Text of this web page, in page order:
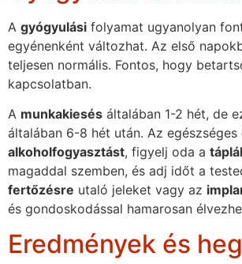
A gyógyulási folyamat ugyanolyan
egyénenként változhat. Az első
teljesen normális. Fontos, hogy
kapcsolatban.
A munkakiesés általában 1-2 hét, de
általában 6-8 hét után. Az egészséges
alkoholfogyasztást, figyelj oda a
magaddal szemben, és adj időt a
fertőzésre utaló jeleket vagy az
és gondoskodással hamarosan
Eredmények és